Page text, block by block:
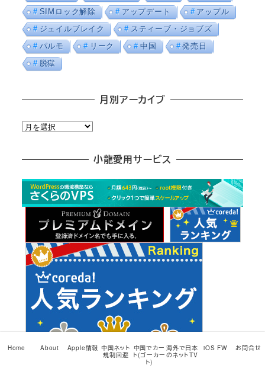
SIMロック解除
アップデート
アップル
ジェイルブレイク
スティーブ・ジョブズ
パルモ
リーク 中国
発売日
脱獄
月別アーカイブ
月
カ
小龍愛用サービス
Home About Apple情報 中国ネット
規制回避
中国でカー
ト(ゴーカー
ト)
海外で日本
のネットTV
iOS FW お問合せ